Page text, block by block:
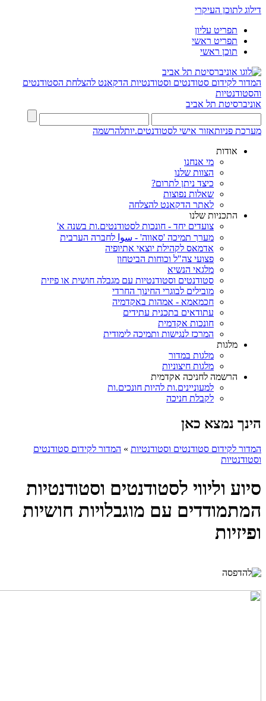
דילוג לתוכן העיקרי
תפריט עליון
תפריט ראשי
תוכן ראשי
המדור לקידום סטודנטים וסטודנטיות הדקאנט להצלחת הסטודנטים
והסטודנטיות
אוניברסיטת תל אביב
מערכת פניותאזור אישי לסטודנטים.יותלהרשמה
אודות
מי אנחנו
הצוות שלנו
כיצד ניתן לתרום?
שאלות נפוצות
לאתר הדקאנט להצלחה
התכניות שלנו
צועדים יחד - חונכות לסטודנטים.ות בשנה א'
מערך תמיכה 'סאווה' - سوا לחברה הערבית
אדמאס לקהילת יוצאי אתיופיה
פצועי צה"ל וכוחות הביטחון
מלגאי הנשיא
סטודנטים וסטודנטיות עם מגבלה חושית או פיזית
מובילים לבוגרי החינוך החרדי
חכמאמא - אמהות באקדמיה
עתודאים בתכנית עתידים
חונכות אקדמית
המרכז לנגישות ותמיכה לימודית
מלגות
מלגות במדור
מלגות חיצוניות
הרשמה לחניכה אקדמית
למעוניינים.ות להיות חונכים.ות
לקבלת חניכה
הינך נמצא כאן
המדור לקידום סטודנטים וסטודנטיות » המדור לקידום סטודנטים
וסטודנטיות
סיוע וליווי לסטודנטים וסטודנטיות
המתמודדים עם מוגבלויות חושיות
ופיזיות